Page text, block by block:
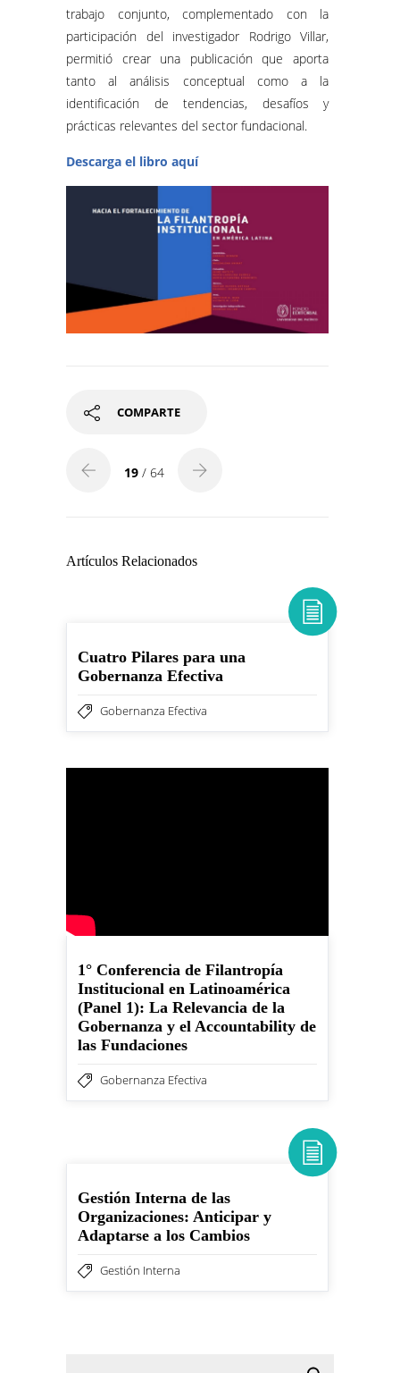
trabajo conjunto, complementado con la
participación del investigador Rodrigo Villar,
permitió crear una publicación que aporta
tanto al análisis conceptual como a la
identificación de tendencias, desafíos y
prácticas relevantes del sector fundacional.
Descarga el libro aquí
COMPARTE
19 / 64
Artículos Relacionados
Cuatro Pilares para una
Gobernanza Efectiva
Gobernanza Efectiva
1° Conferencia de Filantropía
Institucional en Latinoamérica
(Panel 1): La Relevancia de la
Gobernanza y el Accountability de
las Fundaciones
Gobernanza Efectiva
Gestión Interna de las
Organizaciones: Anticipar y
Adaptarse a los Cambios
Gestión Interna